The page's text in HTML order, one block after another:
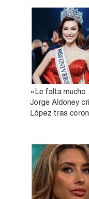
«Le falta
Jorge Aldoney
López tras